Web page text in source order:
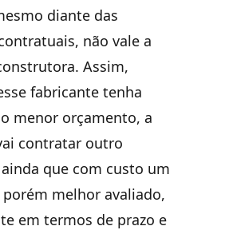
diante das
não vale a
Assim,
fabricante tenha
menor orçamento, a
contratar outro
que com custo um
melhor avaliado,
em termos de prazo e